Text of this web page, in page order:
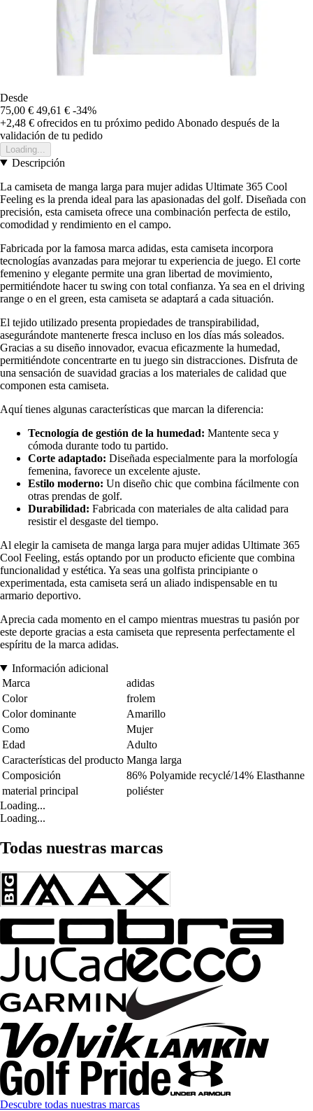
Desde
75,00 € 49,61 € -34%
+2,48 € ofrecidos en tu próximo pedido Abonado después de la
validación de tu pedido
Loading...
Descripción
La camiseta de manga larga para mujer adidas Ultimate 365 Cool
Feeling es la prenda ideal para las apasionadas del golf. Diseñada con
precisión, esta camiseta ofrece una combinación perfecta de estilo,
comodidad y rendimiento en el campo.
Fabricada por la famosa marca adidas, esta camiseta incorpora
tecnologías avanzadas para mejorar tu experiencia de juego. El corte
femenino y elegante permite una gran libertad de movimiento,
permitiéndote hacer tu swing con total confianza. Ya sea en el driving
range o en el green, esta camiseta se adaptará a cada situación.
El tejido utilizado presenta propiedades de transpirabilidad,
asegurándote mantenerte fresca incluso en los días más soleados.
Gracias a su diseño innovador, evacua eficazmente la humedad,
permitiéndote concentrarte en tu juego sin distracciones. Disfruta de
una sensación de suavidad gracias a los materiales de calidad que
componen esta camiseta.
Aquí tienes algunas características que marcan la diferencia:
Tecnología de gestión de la humedad: Mantente seca y
cómoda durante todo tu partido.
Corte adaptado: Diseñada especialmente para la morfología
femenina, favorece un excelente ajuste.
Estilo moderno: Un diseño chic que combina fácilmente con
otras prendas de golf.
Durabilidad: Fabricada con materiales de alta calidad para
resistir el desgaste del tiempo.
Al elegir la camiseta de manga larga para mujer adidas Ultimate 365
Cool Feeling, estás optando por un producto eficiente que combina
funcionalidad y estética. Ya seas una golfista principiante o
experimentada, esta camiseta será un aliado indispensable en tu
armario deportivo.
Aprecia cada momento en el campo mientras muestras tu pasión por
este deporte gracias a esta camiseta que representa perfectamente el
espíritu de la marca adidas.
Información adicional
Marca
adidas
Color
frolem
Color dominante
Amarillo
Como
Mujer
Edad
Adulto
Características del producto Manga larga
Composición
86% Polyamide recyclé/14% Elasthanne
material principal
poliéster
Loading...
Loading...
Todas nuestras marcas
Descubre todas nuestras marcas